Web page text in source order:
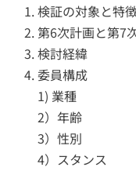
検証の対象と特
第6次計画と第7
検討経緯
委員構成
1) 業種
2）年齢
3）性別
4）スタンス